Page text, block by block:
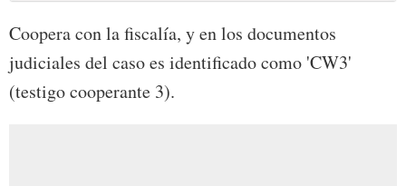
Coopera con la fiscalía, y en los documentos
judiciales del caso es identificado como 'CW3'
(testigo cooperante 3).